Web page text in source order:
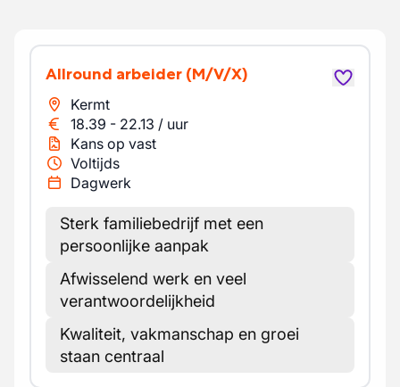
Allround arbeider (M/V/X)
Kermt
18.39 - 22.13 / uur
Kans op vast
Voltijds
Dagwerk
Sterk familiebedrijf met een
persoonlijke aanpak
Afwisselend werk en veel
verantwoordelijkheid
Kwaliteit, vakmanschap en groei
staan centraal